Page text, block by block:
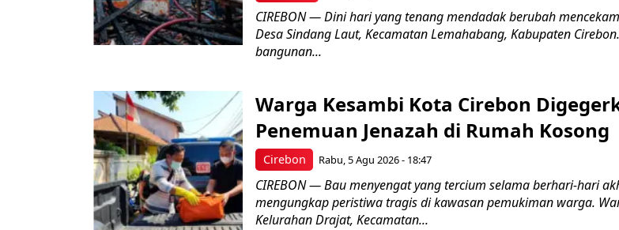
CIREBON — Dini hari yang tenang mendadak berubah
Desa Sindang Laut, Kecamatan Lemahabang, Kabupaten
bangunan...
Cirebon
Warga Kesambi Kota Cirebon
Penemuan Jenazah di Rumah Kosong
Rabu, 5 Agu 2026 - 18:47
CIREBON — Bau menyengat yang tercium selama berhari-hari
mengungkap peristiwa tragis di kawasan pemukiman warga.
Kelurahan Drajat, Kecamatan...